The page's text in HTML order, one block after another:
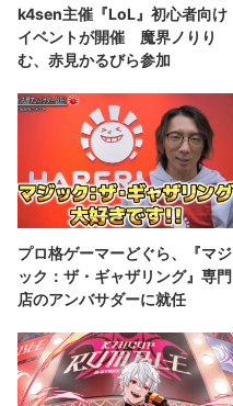
k4sen主催『LoL』初心者向け
イベントが開催 魔界ノりり
む、赤見かるびら参加
プロ格ゲーマーどぐら、『マジ
ック：ザ・ギャザリング』専門
店のアンバサダーに就任